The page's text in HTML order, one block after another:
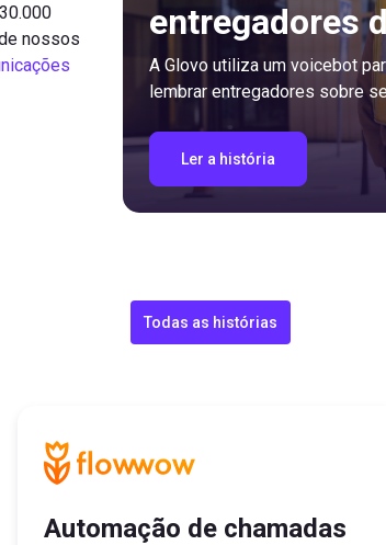
nossos
entregadores
A Glovo utiliza um voicebot
lembrar entregadores sobre
Ler a história
Todas as histórias
Automação de chamadas